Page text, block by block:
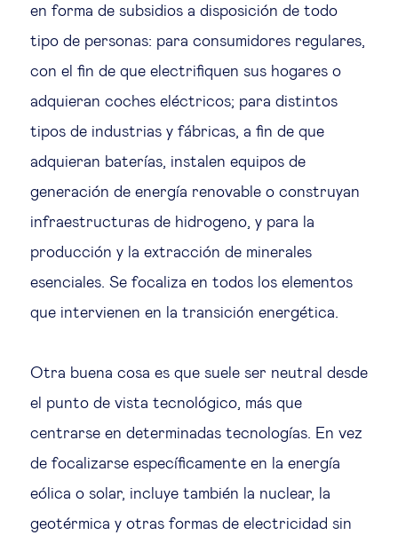
en forma de subsidios a disposición de todo
tipo de personas: para consumidores regulares,
con el fin de que electrifiquen sus hogares o
adquieran coches eléctricos; para distintos
tipos de industrias y fábricas, a fin de que
adquieran baterías, instalen equipos de
generación de energía renovable o construyan
infraestructuras de hidrogeno, y para la
producción y la extracción de minerales
esenciales. Se focaliza en todos los elementos
que intervienen en la transición energética.
Otra buena cosa es que suele ser neutral desde
el punto de vista tecnológico, más que
centrarse en determinadas tecnologías. En vez
de focalizarse específicamente en la energía
eólica o solar, incluye también la nuclear, la
geotérmica y otras formas de electricidad sin